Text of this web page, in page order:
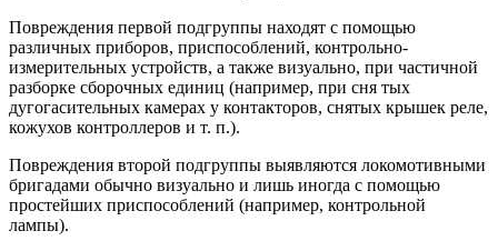
Повреждения первой подгруппы находят с помощью
различных приборов, приспособлений, контрольно-
измерительных устройств, а также визуально, при частичной
разборке сборочных единиц (например, при сня тых
дугогасительных камерах у контакторов, снятых крышек реле,
кожухов контроллеров и т. п.).
Повреждения второй подгруппы выявляются локомотивными
бригадами обычно визуально и лишь иногда с помощью
простейших приспособлений (например, контрольной
лампы).